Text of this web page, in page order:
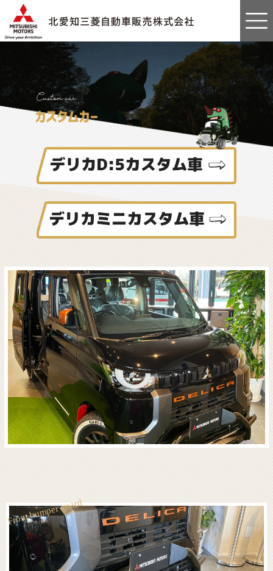
Front bumper guard